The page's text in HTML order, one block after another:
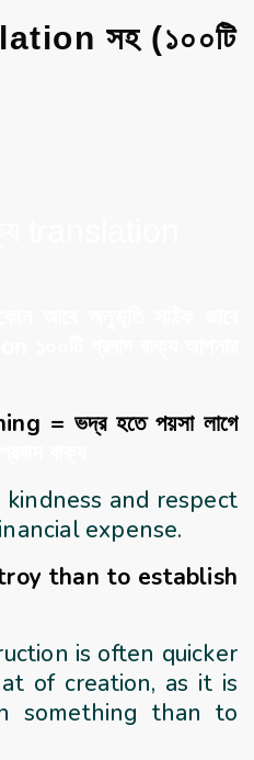
সহ (১০০টি
= ভদ্র হতে পয়সা লাগে
and respect
expense.
than to establish
is often quicker
of creation, as it is
something than to